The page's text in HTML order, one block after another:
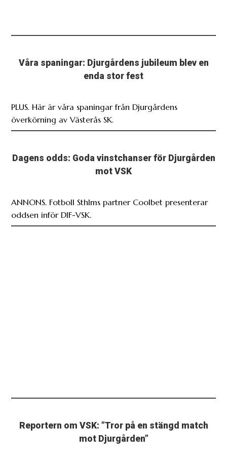
Våra spaningar: Djurgårdens jubileum blev en
enda stor fest
PLUS. Här är våra spaningar från Djurgårdens
överkörning av Västerås SK.
Dagens odds: Goda vinstchanser för Djurgården
mot VSK
ANNONS. Fotboll Sthlms partner Coolbet presenterar
oddsen inför DIF-VSK.
Reportern om VSK: ”Tror på en stängd match
mot Djurgården”